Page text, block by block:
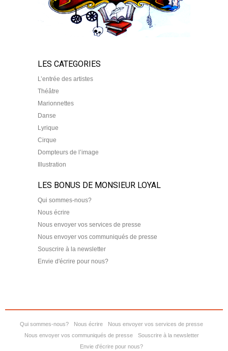
LES CATEGORIES
L’entrée des artistes
Théâtre
Marionnettes
Danse
Lyrique
Cirque
Dompteurs de l’image
Illustration
LES BONUS DE MONSIEUR LOYAL
Qui sommes-nous?
Nous écrire
Nous envoyer vos services de presse
Nous envoyer vos communiqués de presse
Souscrire à la newsletter
Envie d'écrire pour nous?
Qui sommes-nous? Nous écrire
Nous envoyer vos services de presse
Nous envoyer vos communiqués de presse
Souscrire à la newsletter
Envie d'écrire pour nous?